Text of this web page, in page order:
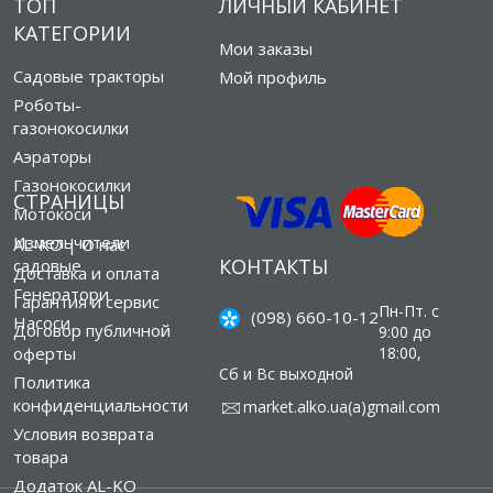
ТОП
КАТЕГОРИИ
Садовые тракторы
Роботы-
газонокосилки
Аэраторы
Газонокосилки
Мотокоси
Измельчители
садовые
Генератори
Насоси
СТРАНИЦЫ
AL-KO | О нас
Доставка и оплата
Гарантия и сервис
Договор публичной
оферты
Политика
конфиденциальности
Условия возврата
товара
Додаток AL-KO
ЛИЧНЫЙ КАБИНЕТ
Мои заказы
Мой профиль
КОНТАКТЫ
(098) 660-10-12Пн-Пт. с
9:00 до
18:00,
Сб и Вс выходной
market.alko.ua(а)gmail.com